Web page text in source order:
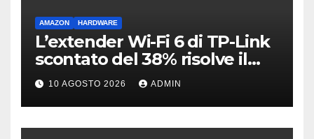
AMAZON HARDWARE
L’extender Wi-Fi 6 di TP-Link
scontato del 38% risolve il
problema delle zone morte
10 AGOSTO 2026 ADMIN